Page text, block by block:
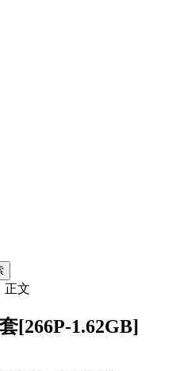
正文
[266P-1.62GB]